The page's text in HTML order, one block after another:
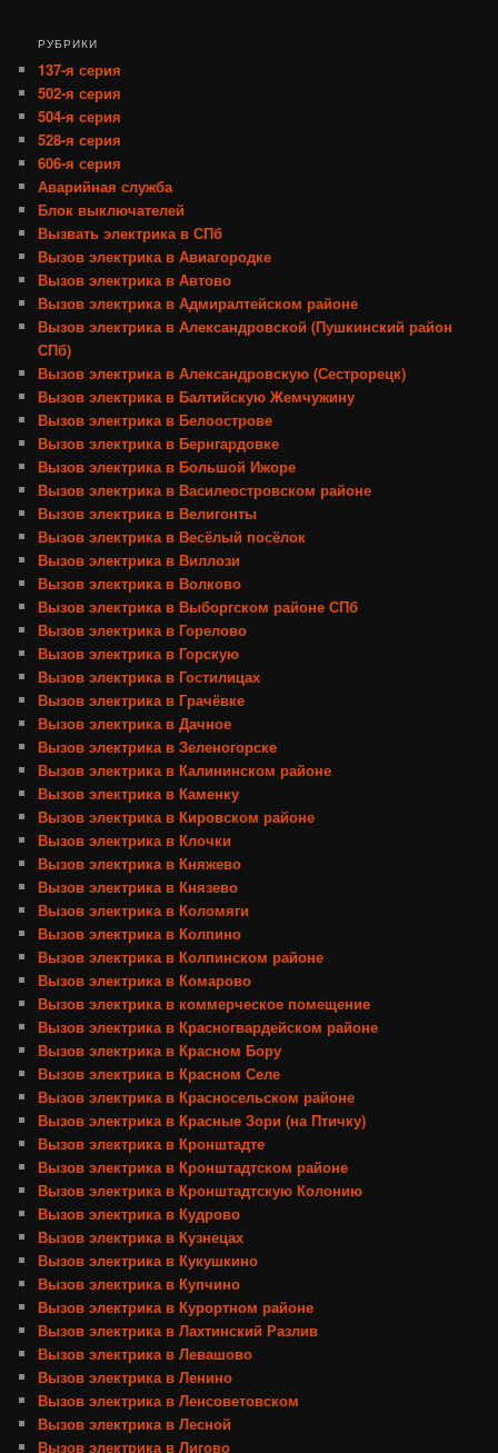
РУБРИКИ
137-я серия
502-я серия
504-я серия
528-я серия
606-я серия
Аварийная служба
Блок выключателей
Вызвать электрика в СПб
Вызов электрика в Авиагородке
Вызов электрика в Автово
Вызов электрика в Адмиралтейском районе
Вызов электрика в Александровской (Пушкинский район
СПб)
Вызов электрика в Александровскую (Сестрорецк)
Вызов электрика в Балтийскую Жемчужину
Вызов электрика в Белоострове
Вызов электрика в Бернгардовке
Вызов электрика в Большой Ижоре
Вызов электрика в Василеостровском районе
Вызов электрика в Велигонты
Вызов электрика в Весёлый посёлок
Вызов электрика в Виллози
Вызов электрика в Волково
Вызов электрика в Выборгском районе СПб
Вызов электрика в Горелово
Вызов электрика в Горскую
Вызов электрика в Гостилицах
Вызов электрика в Грачёвке
Вызов электрика в Дачное
Вызов электрика в Зеленогорске
Вызов электрика в Калининском районе
Вызов электрика в Каменку
Вызов электрика в Кировском районе
Вызов электрика в Клочки
Вызов электрика в Княжево
Вызов электрика в Князево
Вызов электрика в Коломяги
Вызов электрика в Колпино
Вызов электрика в Колпинском районе
Вызов электрика в Комарово
Вызов электрика в коммерческое помещение
Вызов электрика в Красногвардейском районе
Вызов электрика в Красном Бору
Вызов электрика в Красном Селе
Вызов электрика в Красносельском районе
Вызов электрика в Красные Зори (на Птичку)
Вызов электрика в Кронштадте
Вызов электрика в Кронштадтском районе
Вызов электрика в Кронштадтскую Колонию
Вызов электрика в Кудрово
Вызов электрика в Кузнецах
Вызов электрика в Кукушкино
Вызов электрика в Купчино
Вызов электрика в Курортном районе
Вызов электрика в Лахтинский Разлив
Вызов электрика в Левашово
Вызов электрика в Ленино
Вызов электрика в Ленсоветовском
Вызов электрика в Лесной
Вызов электрика в Лигово